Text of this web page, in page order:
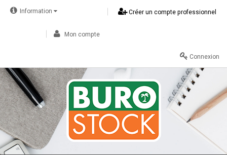
Information Créer un compte professionnel
Mon compte
Connexion